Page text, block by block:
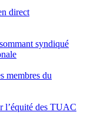
direct
syndiqué
membres du
l’équité des TUAC